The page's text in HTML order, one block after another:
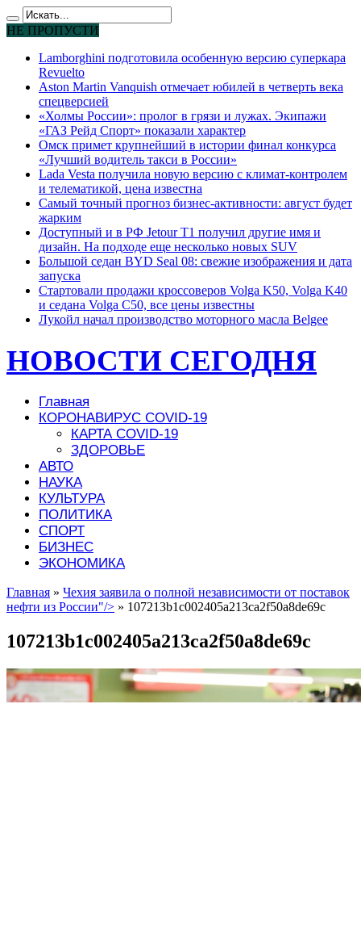
НЕ ПРОПУСТИ
Lamborghini подготовила особенную версию суперкара
Revuelto
Aston Martin Vanquish отмечает юбилей в четверть века
спецверсией
«Холмы России»: пролог в грязи и лужах. Экипажи
«ГАЗ Рейд Спорт» показали характер
Омск примет крупнейший в истории финал конкурса
«Лучший водитель такси в России»
Lada Vesta получила новую версию с климат-контролем
и телематикой, цена известна
Самый точный прогноз бизнес-активности: август будет
жарким
Доступный и в РФ Jetour T1 получил другие имя и
дизайн. На подходе еще несколько новых SUV
Большой седан BYD Seal 08: свежие изображения и дата
запуска
Стартовали продажи кроссоверов Volga K50, Volga K40
и седана Volga C50, все цены известны
Лукойл начал производство моторного масла Belgee
НОВОСТИ СЕГОДНЯ
Главная
КОРОНАВИРУС COVID-19
КАРТА COVID-19
ЗДОРОВЬЕ
АВТО
НАУКА
КУЛЬТУРА
ПОЛИТИКА
СПОРТ
БИЗНЕС
ЭКОНОМИКА
Главная » Чехия заявила о полной независимости от поставок
нефти из России"/> » 107213b1c002405a213ca2f50a8de69c
107213b1c002405a213ca2f50a8de69c